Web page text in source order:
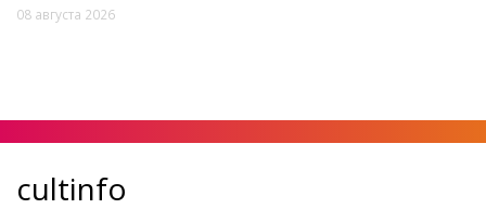
08 августа 2026
cultinfo